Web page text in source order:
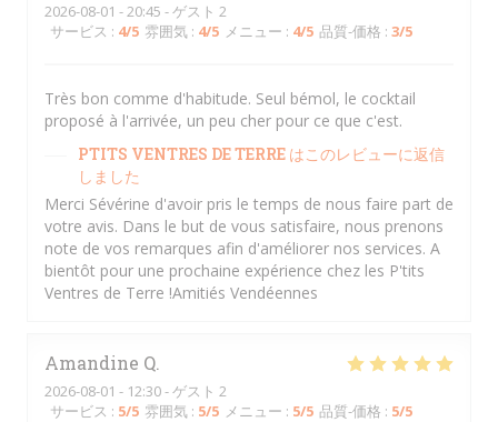
2026-08-01 - 20:45 - ゲスト 2
サービス : 4/5 雰囲気 : 4/5 メニュー : 4/5 品質-価格 : 3/5
Très bon comme d'habitude. Seul bémol, le cocktail
proposé à l'arrivée, un peu cher pour ce que c'est.
PTITS VENTRES DE TERRE はこのレビューに返信
しました
Merci Sévérine d'avoir pris le temps de nous faire part de
votre avis. Dans le but de vous satisfaire, nous prenons
note de vos remarques afin d'améliorer nos services. A
bientôt pour une prochaine expérience chez les P'tits
Ventres de Terre !Amitiés Vendéennes
Amandine Q
2026-08-01 - 12:30 - ゲスト 2
サービス : 5/5 雰囲気 : 5/5 メニュー : 5/5 品質-価格 : 5/5